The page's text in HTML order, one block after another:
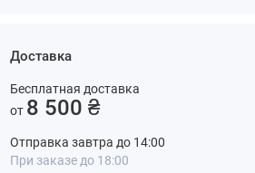
Доставка
Бесплатная доставка
от 8 500 ₴
Отправка завтра до 14:00
При заказе до 18:00